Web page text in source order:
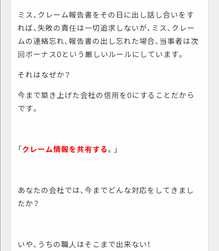
ミス、クレーム報告書をその日に出し話し合いをす
れば、失敗の責任は一切追求しないが、ミス、クレー
ムの連絡忘れ、報告書の出し忘れた場合、当事者は次
回ボーナス0という厳しいルールにしています。
それはなぜか？
今まで築き上げた会社の信用を0にすることだから
です。
「クレーム情報を共有する。」
あなたの会社では、今までどんな対応をしてきまし
たか？
いや、うちの職人はそこまで出来ない！